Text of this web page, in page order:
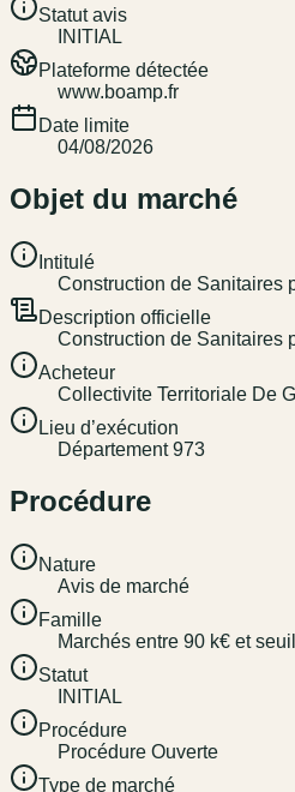
Statut avis
INITIAL
Plateforme détectée
www.boamp.fr
Date limite
04/08/2026
Objet du marché
Intitulé
Construction de Sanitaires
Description officielle
Construction de Sanitaires
Acheteur
Collectivite Territoriale De
Lieu d’exécution
Département 973
Procédure
Nature
Avis de marché
Famille
Marchés entre 90 k€ et
Statut
INITIAL
Procédure
Procédure Ouverte
Type de marché